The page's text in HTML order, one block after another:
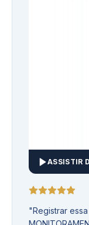
ASSISTIR
"Registrar essa